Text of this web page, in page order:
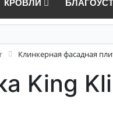
Клинкерная фасадная
King